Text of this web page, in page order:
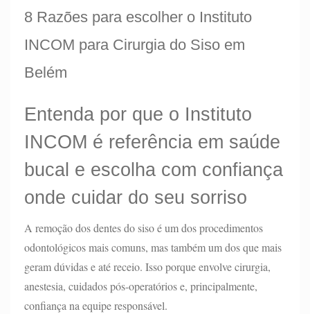
8 Razões para escolher o Instituto
INCOM para Cirurgia do Siso em
Belém
Entenda por que o Instituto
INCOM é referência em saúde
bucal e escolha com confiança
onde cuidar do seu sorriso
A remoção dos dentes do siso é um dos procedimentos
odontológicos mais comuns, mas também um dos que mais
geram dúvidas e até receio. Isso porque envolve cirurgia,
anestesia, cuidados pós-operatórios e, principalmente,
confiança na equipe responsável.